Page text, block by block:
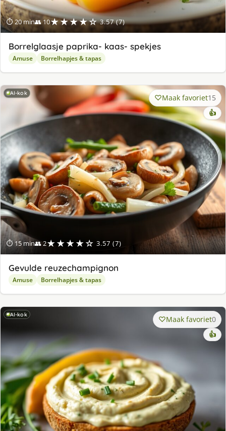
⏱ 20 min👥 10★★★★☆ 3.57 (7)
Borrelglaasje paprika- kaas- spekjes
Amuse Borrelhapjes & tapas
AI-kok
⏱ 15 min👥 2★★★★☆ 3.57 (7)
Maak favoriet15
👍
Gevulde reuzechampignon
Amuse Borrelhapjes & tapas
AI-kok Maak favoriet0
👍